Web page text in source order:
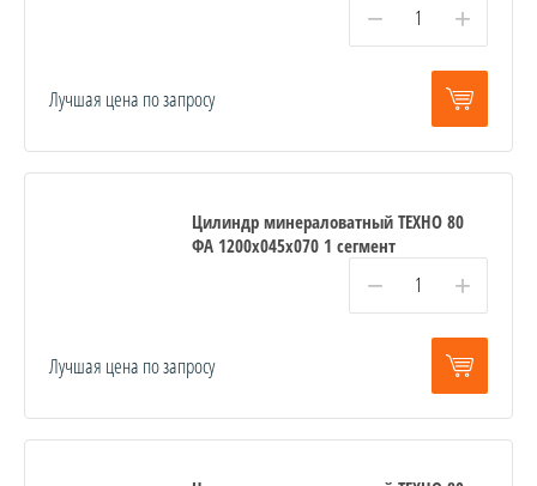
− +
Лучшая цена по запросу
Цилиндр минераловатный ТЕХНО 80
ФА 1200x045x070 1 сегмент
− +
Лучшая цена по запросу